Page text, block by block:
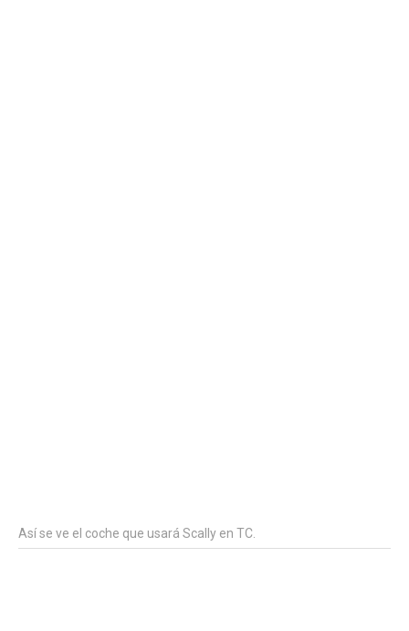
Así se ve el coche que usará Scally en TC.